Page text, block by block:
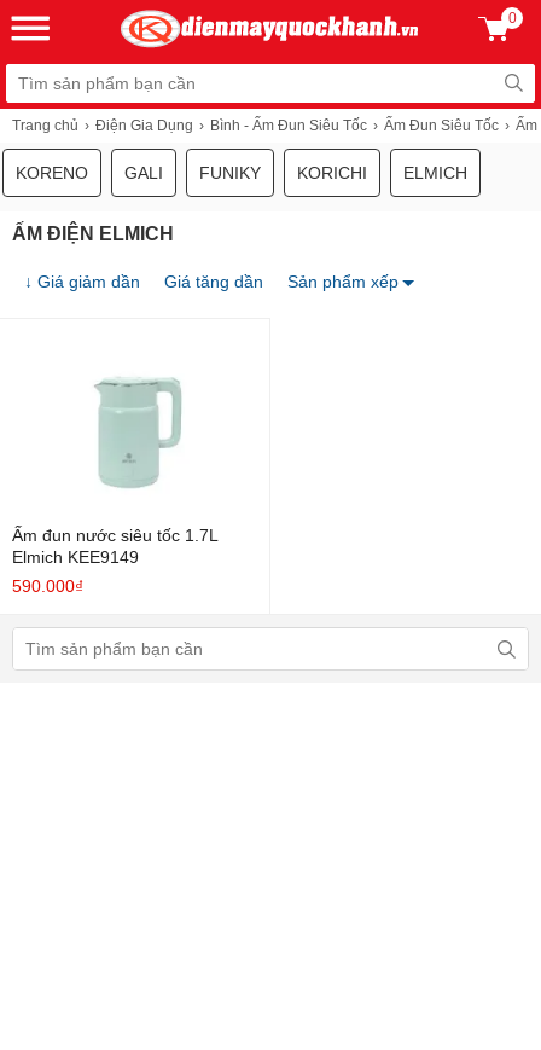
0
Trang chủ Điện Gia Dụng Bình - Ấm Đun Siêu Tốc Ấm Đun Siêu Tốc Ấm
KORENO GALI FUNIKY KORICHI ELMICH
ẤM ĐIỆN ELMICH
↓ Giá giảm dần Giá tăng dần Sản phẩm xếp
Ấm đun nước siêu tốc 1.7L
Elmich KEE9149
590.000₫